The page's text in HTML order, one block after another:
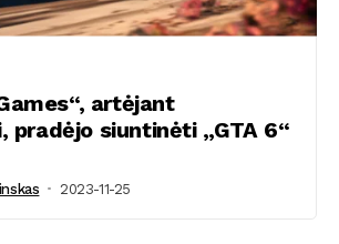
artėjant
pradėjo siuntinėti „GTA 6“
2023-11-25